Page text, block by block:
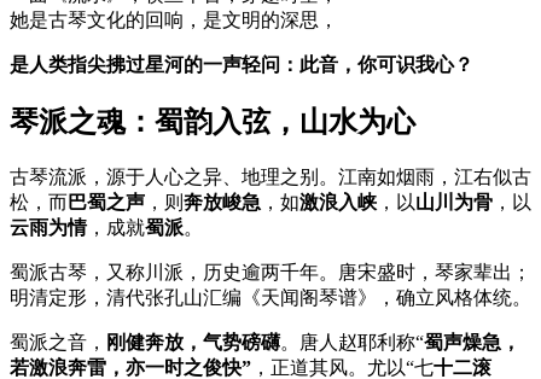
她是古琴文化的回响，是文明的深思，
是人类指尖拂过星河的一声轻问：此音，你可识我心？
琴派之魂：蜀韵入弦，山水为心
古琴流派，源于人心之异、地理之别。江南如烟雨，江右似古
松，而巴蜀之声 ，则 奔放峻急 ，如激浪入峡 ，以山川为骨 ，以
云雨为情，成就蜀派。
蜀派古琴，又称川派，历史逾两千年。唐宋盛时，琴家辈出；
明清定形，清代张孔山汇编《天闻阁琴谱》，确立风格体统。
蜀派之音， 刚健奔放，气势磅礴。唐人赵耶利称“蜀声燥急，
若激浪奔雷，亦一时之俊快” ，正道其风。尤以“七十二滚